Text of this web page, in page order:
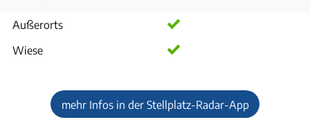
Außerorts
Wiese
mehr Infos in der Stellplatz-Radar-App